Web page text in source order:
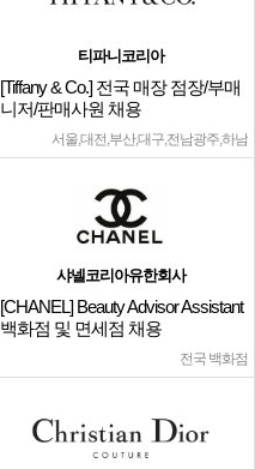
티파니코리아
[Tiffany & Co.] 전국 매장 점장/부매
니저/판매사원 채용
서울,대전,부산,대구,전남광주,하남
샤넬코리아유한회사
[CHANEL] Beauty Advisor Assistant
백화점 및 면세점 채용
전국 백화점